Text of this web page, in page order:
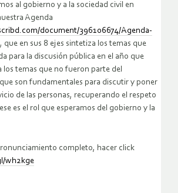
al gobierno y a la sociedad civil en
Agenda
document/396106674/Agenda-
, que en sus 8 ejes sintetiza los temas que
para la discusión pública en el año que
los temas que no fueron parte del
son fundamentales para discutir y poner
de las personas, recuperando el respeto
es el rol que esperamos del gobierno y la
completo, hacer click
wh2kge